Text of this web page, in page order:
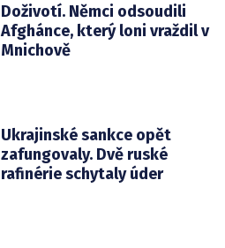
Doživotí. Němci odsoudili
Afghánce, který loni vraždil v
Mnichově
Ukrajinské sankce opět
zafungovaly. Dvě ruské
rafinérie schytaly úder